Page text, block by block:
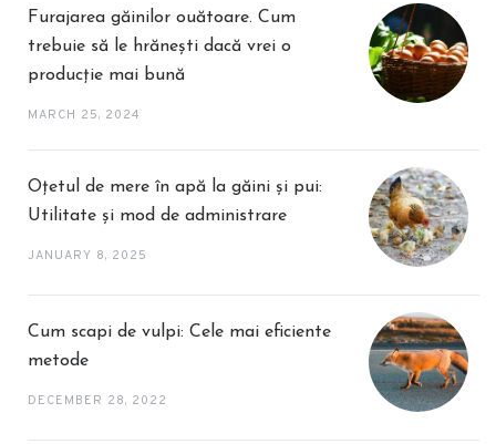
Furajarea găinilor ouătoare. Cum
trebuie să le hrănești dacă vrei o
producție mai bună
MARCH 25, 2024
Oțetul de mere în apă la găini și pui:
Utilitate și mod de administrare
JANUARY 8, 2025
Cum scapi de vulpi: Cele mai eficiente
metode
DECEMBER 28, 2022